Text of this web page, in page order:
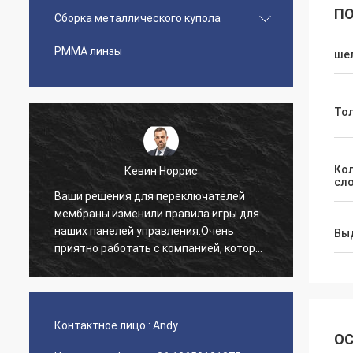
Сборка металлического купола
PMMA линзы
Кевин Норрис
Ваши решения для переключателей
мембраны изменили правила игры для
наших панелей управления.Очень
приятно работать с компанией, которая
понимает наши потребности..
Контактное лицо : Andy